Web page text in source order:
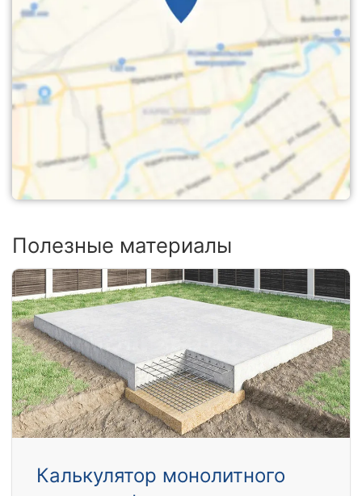
Полезные материалы
Калькулятор монолитного